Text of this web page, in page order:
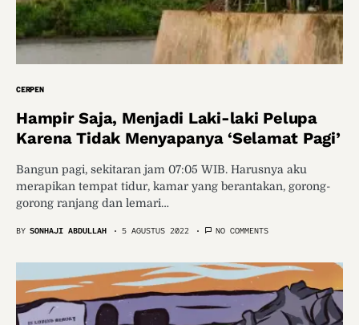
CERPEN
Hampir Saja, Menjadi Laki-laki Pelupa
Karena Tidak Menyapanya ‘Selamat Pagi’
Bangun pagi, sekitaran jam 07:05 WIB. Harusnya aku
merapikan tempat tidur, kamar yang berantakan, gorong-
gorong ranjang dan lemari…
BY SONHAJI ABDULLAH 5 AGUSTUS 2022 NO COMMENTS